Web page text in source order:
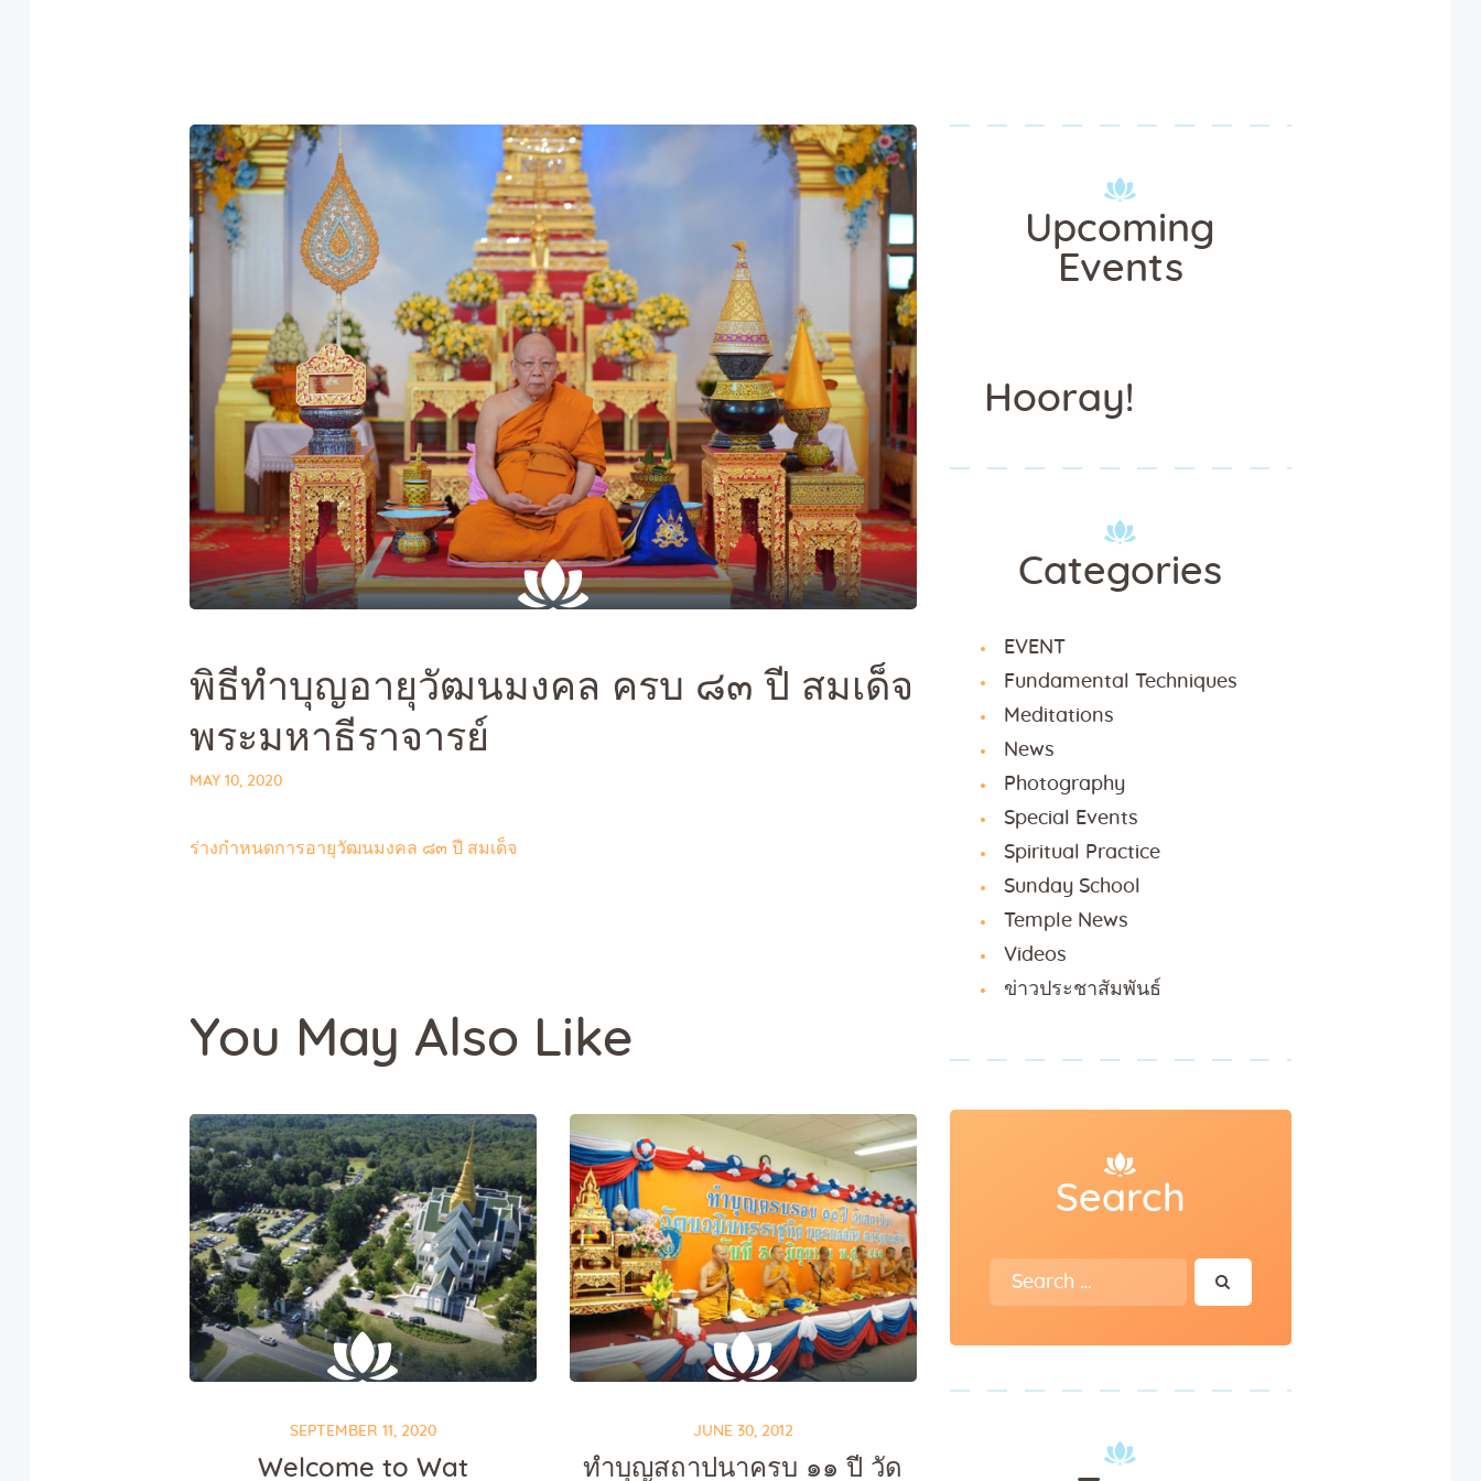
Sunday
School
Classes &
Events
News
Meditation
Galleries
Contact Us
พิธีทำบุญอายุวัฒนมงคล ครบ ๘๓ ปี สมเด็จ
พระมหาธีราจารย์
MAY 10, 2020
ร่างกำหนดการอายุวัฒนมงคล ๘๓ ปี สมเด็จ
You May Also Like
SEPTEMBER 11, 2020
Welcome to Wat
JUNE 30, 2012
ทำบุญสถาปนาครบ ๑๑ ปี วัด
Upcoming
Events
Hooray!
Categories
EVENT
Fundamental Techniques
Meditations
News
Photography
Special Events
Spiritual Practice
Sunday School
Temple News
Videos
ข่าวประชาสัมพันธ์
Search
Search
for: